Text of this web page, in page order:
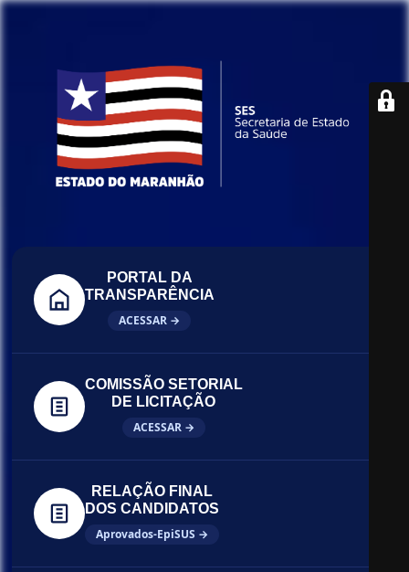
PORTAL DA
TRANSPARÊNCIA
ACESSAR →
COMISSÃO SETORIAL
DE LICITAÇÃO
ACESSAR →
RELAÇÃO FINAL
DOS CANDIDATOS
Aprovados-EpiSUS →